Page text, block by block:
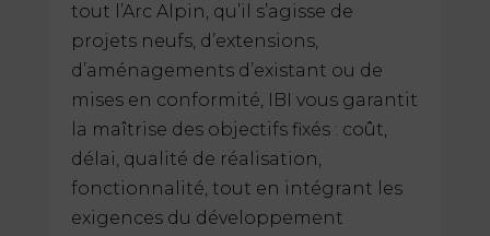
tout l’Arc Alpin, qu’il s’agisse de
projets neufs, d’extensions,
d’aménagements d’existant ou de
mises en conformité, IBI vous garantit
la maîtrise des objectifs fixés : coût,
délai, qualité de réalisation,
fonctionnalité, tout en intégrant les
exigences du développement